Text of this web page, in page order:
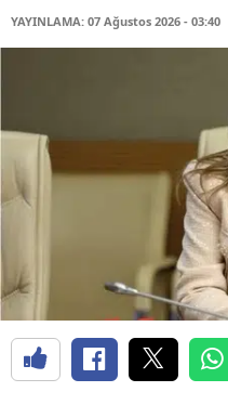
YAYINLAMA: 07 Ağustos 2026 - 03:40